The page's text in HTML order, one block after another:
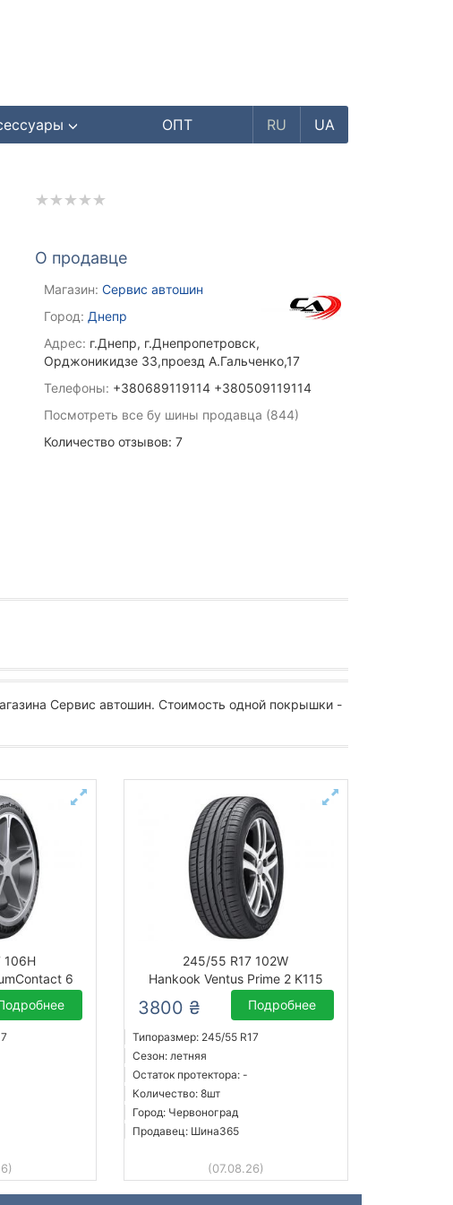
ОПТ RU UA
О продавце
Магазин: Сервис автошин
Город: Днепр
Адрес: г.Днепр, г.Днепропетровск,
Орджоникидзе 33,проезд А.Гальченко,17
Телефоны: +380689119114 +380509119114
Посмотреть все бу шины продавца (844)
Количество отзывов: 7
Сервис автошин. Стоимость одной покрышки -
106H
6
245/55 R17 102W
Hankook Ventus Prime 2 K115
3800 ₴ Подробнее
Типоразмер: 245/55 R17
Сезон: летняя
Остаток протектора: -
Количество: 8шт
Город: Червоноград
Продавец: Шина365
(07.08.26)